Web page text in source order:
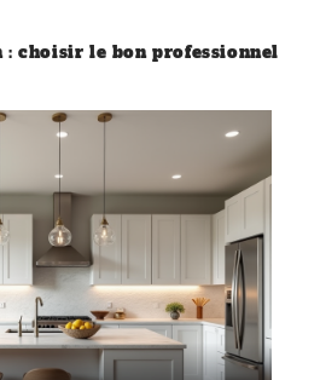
: choisir le bon professionnel